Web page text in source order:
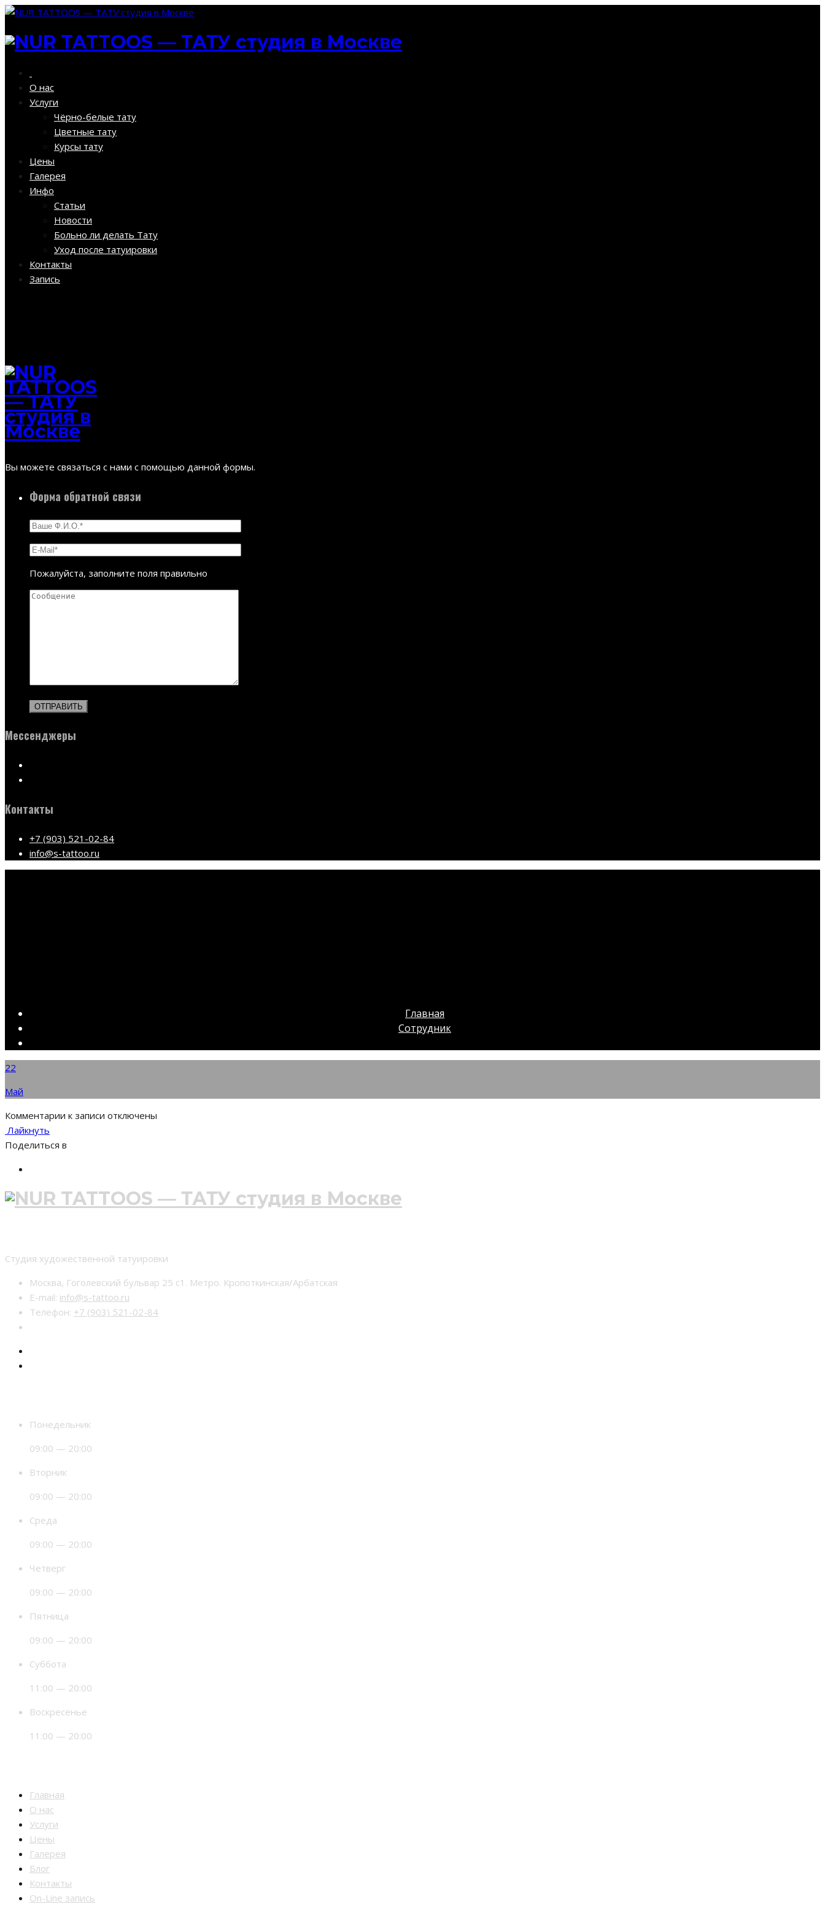
О нас
Услуги
Чёрно-белые тату
Цветные тату
Курсы тату
Цены
Галерея
Инфо
Статьи
Новости
Больно ли делать Тату
Уход после татуировки
Контакты
Запись
Вы можете связаться с нами с помощью данной формы.
Форма обратной связи
Пожалуйста, заполните поля правильно
Мессенджеры
Контакты
+7 (903) 521-02-84
info@s-tattoo.ru
Главная
Сотрудник
22
Май
Комментарии к записи отключены
Лайкнуть
Поделиться в
Студия художественной татуировки
Москва, Гоголевский бульвар 25 с1. Метро. Кропоткинская/Арбатская
E-mail: info@s-tattoo.ru
Телефон: +7 (903) 521-02-84
Понедельник
09:00 — 20:00
Вторник
09:00 — 20:00
Среда
09:00 — 20:00
Четверг
09:00 — 20:00
Пятница
09:00 — 20:00
Суббота
11:00 — 20:00
Воскресенье
11:00 — 20:00
Главная
О нас
Услуги
Цены
Галерея
Блог
Контакты
On-Line запись